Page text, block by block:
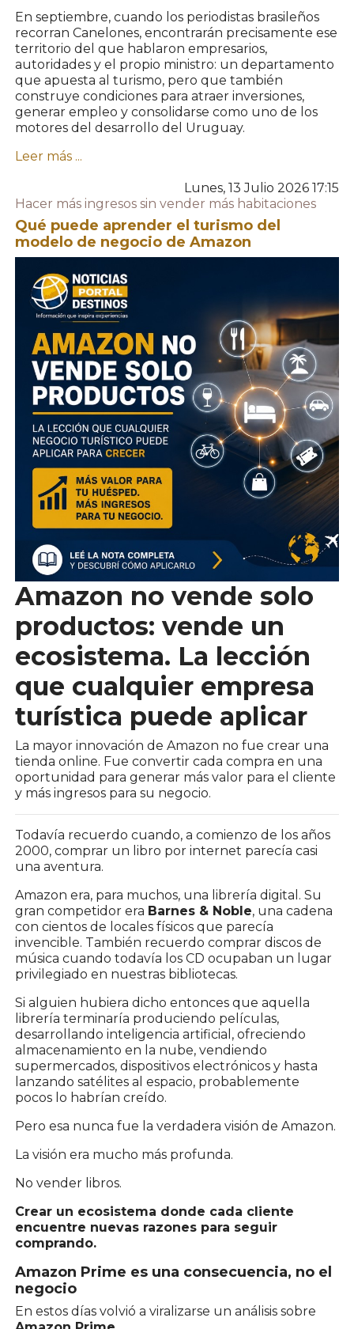
En septiembre, cuando los periodistas brasileños
recorran Canelones, encontrarán precisamente ese
territorio del que hablaron empresarios,
autoridades y el propio ministro: un departamento
que apuesta al turismo, pero que también
construye condiciones para atraer inversiones,
generar empleo y consolidarse como uno de los
motores del desarrollo del Uruguay.
Leer más ...
Lunes, 13 Julio 2026 17:15
Hacer más ingresos sin vender más habitaciones
Qué puede aprender el turismo del
modelo de negocio de Amazon
Amazon no vende solo
productos: vende un
ecosistema. La lección
que cualquier empresa
turística puede aplicar
La mayor innovación de Amazon no fue crear una
tienda online. Fue convertir cada compra en una
oportunidad para generar más valor para el cliente
y más ingresos para su negocio.
Todavía recuerdo cuando, a comienzo de los años
2000, comprar un libro por internet parecía casi
una aventura.
Amazon era, para muchos, una librería digital. Su
gran competidor era Barnes & Noble, una cadena
con cientos de locales físicos que parecía
invencible. También recuerdo comprar discos de
música cuando todavía los CD ocupaban un lugar
privilegiado en nuestras bibliotecas.
Si alguien hubiera dicho entonces que aquella
librería terminaría produciendo películas,
desarrollando inteligencia artificial, ofreciendo
almacenamiento en la nube, vendiendo
supermercados, dispositivos electrónicos y hasta
lanzando satélites al espacio, probablemente
pocos lo habrían creído.
Pero esa nunca fue la verdadera visión de Amazon.
La visión era mucho más profunda.
No vender libros.
Crear un ecosistema donde cada cliente
encuentre nuevas razones para seguir
comprando.
Amazon Prime es una consecuencia, no el
negocio
En estos días volvió a viralizarse un análisis sobre